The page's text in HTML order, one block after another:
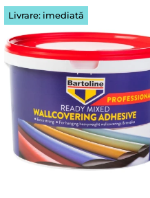
Livrare: imediată